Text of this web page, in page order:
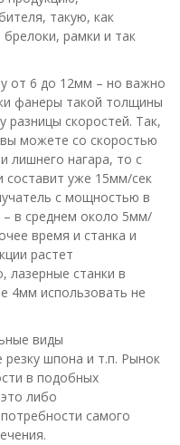
такую, как
рамки и так
от 6 до 12мм – но важно
фанеры такой толщины
разницы скоростей. Так,
можете со скоростью
лишнего нагара, то с
составит уже 15мм/сек
с мощностью в
в среднем около 5мм/
время и станка и
растет
лазерные станки в
4мм использовать не
виды
шпона и т.п. Рынок
в подобных
либо
самого